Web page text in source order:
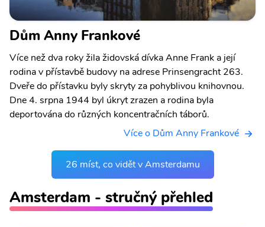
Dům Anny Frankové
Více než dva roky žila židovská dívka Anne Frank a její
rodina v přístavbě budovy na adrese Prinsengracht 263.
Dveře do přístavku byly skryty za pohyblivou knihovnou.
Dne 4. srpna 1944 byl úkryt zrazen a rodina byla
deportována do různých koncentračních táborů.
Více o Dům Anny Frankové
26 míst, co vidět v Amsterdamu
Amsterdam - stručný přehled